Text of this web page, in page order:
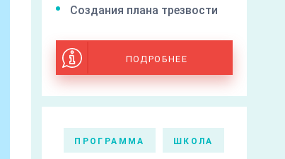
Создания плана трезвости
ПОДРОБНЕЕ
ПРОГРАММА ШКОЛА